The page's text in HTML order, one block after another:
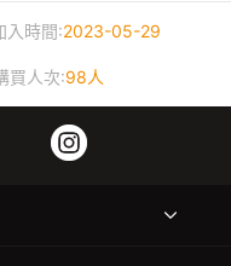
入時間:2023-05-29
買人次:98人